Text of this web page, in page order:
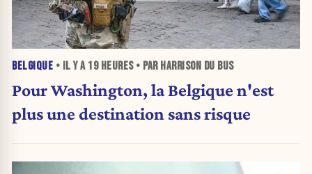
BELGIQUE • IL Y A 19 HEURES• PAR HARRISON DU BUS
Pour Washington, la Belgique n'est
plus une destination sans risque